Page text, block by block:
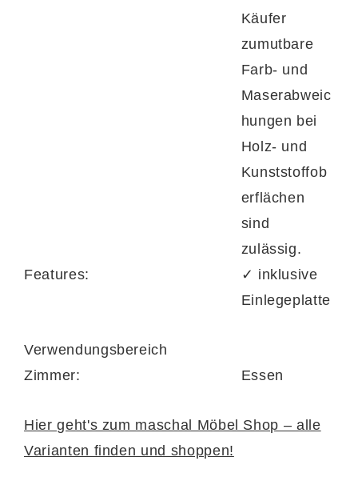
Käufer
zumutbare
Farb- und
Maserabweic
hungen bei
Holz- und
Kunststoffob
erflächen
sind
zulässig.
Features:
✓ inklusive
Einlegeplatte
Verwendungsbereich
Zimmer:
Essen
Hier geht's zum maschal Möbel Shop – alle
Varianten finden und shoppen!